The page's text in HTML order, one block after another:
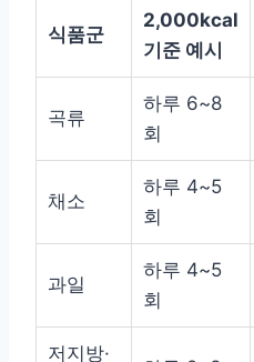
식품군
2,000kcal
기준 예시
곡류
하루 6~8
회
채소
하루 4~5
회
과일
하루 4~5
회
저지방·